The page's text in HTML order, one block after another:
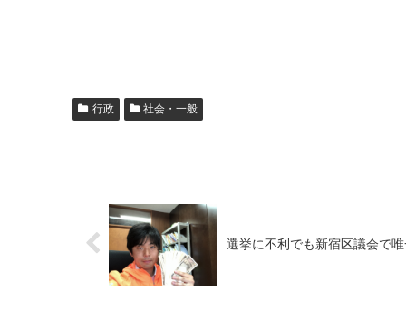
行政 社会・一般
選挙に不利でも新宿区議会で